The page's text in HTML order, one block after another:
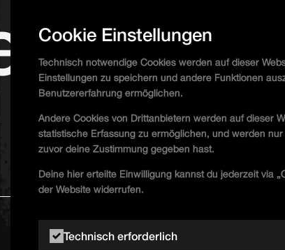
Cookie Einstellungen
Technisch notwendige Cookies werden auf dieser
Einstellungen zu speichern und andere Funktionen
Benutzererfahrung ermöglichen.
Andere Cookies von Drittanbietern werden auf dieser
statistische Erfassung zu ermöglichen, und werden
zuvor deine Zustimmung gegeben hast.
Deine hier erteilte Einwilligung kannst du jederzeit via
der Website widerrufen.
Technisch erforderlich